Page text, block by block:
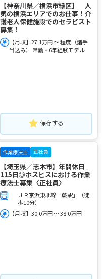
【神奈川県／横浜市緑区】 人
気の横浜エリアでのお仕事！介
護老人保健施設でのセラピスト
募集！
【月収】27.1万円 ～ 程度（諸手
当込み） 常勤・6年経験モデル
保存する
作業療法士 正社員
【埼玉県／志木市】年間休日
115日◎ホスピスにおける作業
療法士募集〈正社員〉
ＪＲ京浜東北線「蕨駅」（徒
歩10分）
【月収】30.0万円 ～ 38.0万円